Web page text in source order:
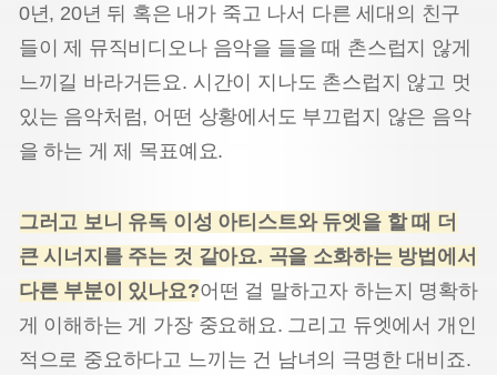
0년, 20년 뒤 혹은 내가 죽고 나서 다른 세대의 친구
들이 제 뮤직비디오나 음악을 들을 때 촌스럽지 않게
느끼길 바라거든요. 시간이 지나도 촌스럽지 않고 멋
있는 음악처럼, 어떤 상황에서도 부끄럽지 않은 음악
을 하는 게 제 목표예요.
그러고 보니 유독 이성 아티스트와 듀엣을 할 때 더
큰 시너지를 주는 것 같아요. 곡을 소화하는 방법에서
다른 부분이 있나요?어떤 걸 말하고자 하는지 명확하
게 이해하는 게 가장 중요해요. 그리고 듀엣에서 개인
적으로 중요하다고 느끼는 건 남녀의 극명한 대비죠.